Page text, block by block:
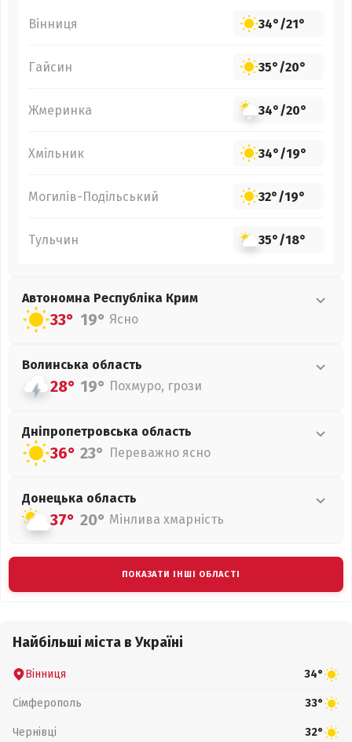
Вінниця 34°/21°
Гайсин 35°/20°
Жмеринка 34°/20°
Хмільник 34°/19°
Могилів-Подільський 32°/19°
Тульчин 35°/18°
Автономна Республіка Крим
33° 19° Ясно
Волинська область
28° 19° Похмуро, грози
Дніпропетровська область
36° 23° Переважно ясно
Донецька область
37° 20° Мінлива хмарність
ПОКАЗАТИ ІНШІ ОБЛАСТІ
Найбільші міста в Україні
Вінниця 34°
Сімферополь 33°
Чернівці 32°